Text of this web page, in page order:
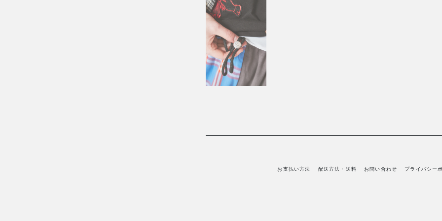
お支払い方法 配送方法・送料 お問い合わせ プライバシー